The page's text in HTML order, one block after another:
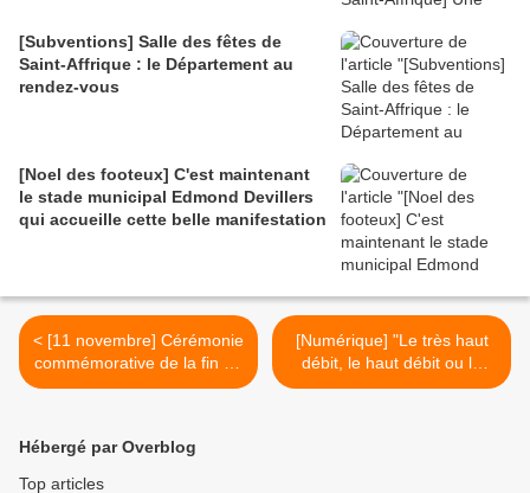
[Subventions] Salle des fêtes de
Saint-Affrique : le Département au
rendez-vous
[Noel des footeux] C'est maintenant
le stade municipal Edmond Devillers
qui accueille cette belle manifestation
< [11 novembre] Cérémonie
commémorative de la fin de
la première guerre
[Numérique] "Le très haut
débit, le haut débit ou le
bon débit ? Quel débit pour
Hébergé par Overblog
Top articles